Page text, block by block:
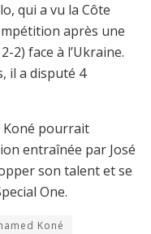
qui a vu la Côte
après une
2) face à l’Ukraine.
il a disputé 4
Koné pourrait
entraînée par José
son talent et se
One.
Koné